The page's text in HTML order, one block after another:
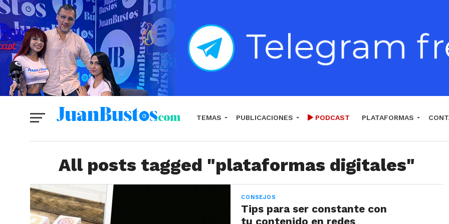
TEMAS PUBLICACIONES PODCAST PLATAFORMAS
All posts tagged "plataformas digitales"
CONSEJOS
Tips para ser constante con
tu contenido en redes